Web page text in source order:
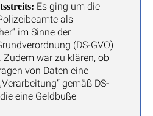
Es ging um die
als
im Sinne der
(DS-GVO)
Zudem war zu klären, ob
von Daten eine
gemäß DS-
eine Geldbuße